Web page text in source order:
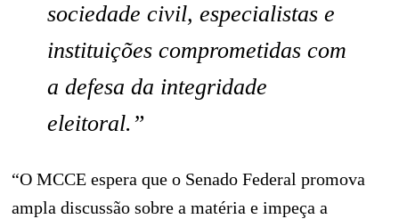
sociedade civil, especialistas e
instituições comprometidas com
a defesa da integridade
eleitoral.”
“O MCCE espera que o Senado Federal promova
ampla discussão sobre a matéria e impeça a